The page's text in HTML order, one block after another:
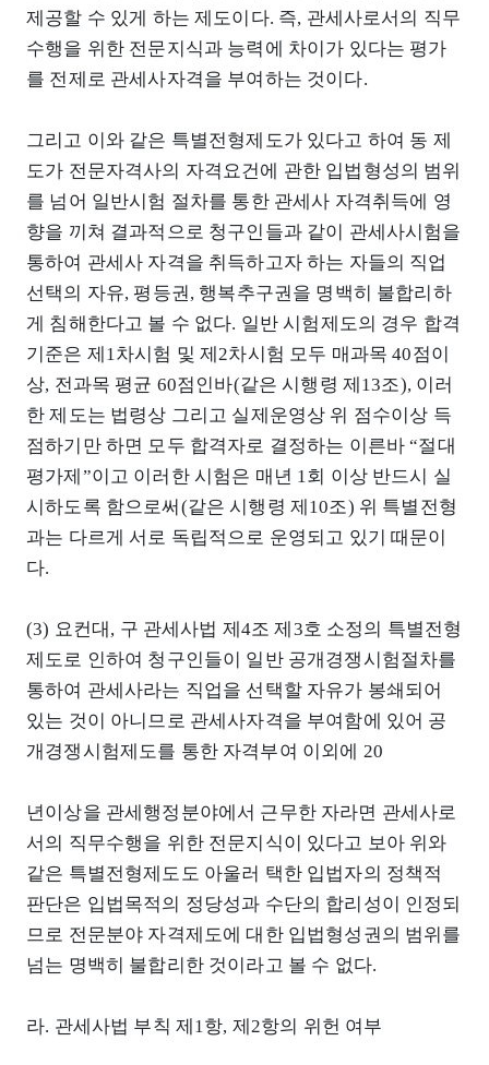
제공할 수 있게 하는 제도이다. 즉, 관세사로서의 직무
수행을 위한 전문지식과 능력에 차이가 있다는 평가
를 전제로 관세사자격을 부여하는 것이다.
그리고 이와 같은 특별전형제도가 있다고 하여 동 제
도가 전문자격사의 자격요건에 관한 입법형성의 범위
를 넘어 일반시험 절차를 통한 관세사 자격취득에 영
향을 끼쳐 결과적으로 청구인들과 같이 관세사시험을
통하여 관세사 자격을 취득하고자 하는 자들의 직업
선택의 자유, 평등권, 행복추구권을 명백히 불합리하
게 침해한다고 볼 수 없다. 일반 시험제도의 경우 합격
기준은 제1차시험 및 제2차시험 모두 매과목 40점이
상, 전과목 평균 60점인바(같은 시행령 제13조), 이러
한 제도는 법령상 그리고 실제운영상 위 점수이상 득
점하기만 하면 모두 합격자로 결정하는 이른바 “절대
평가제”이고 이러한 시험은 매년 1회 이상 반드시 실
시하도록 함으로써(같은 시행령 제10조) 위 특별전형
과는 다르게 서로 독립적으로 운영되고 있기 때문이
다.
(3) 요컨대, 구 관세사법 제4조 제3호 소정의 특별전형
제도로 인하여 청구인들이 일반 공개경쟁시험절차를
통하여 관세사라는 직업을 선택할 자유가 봉쇄되어
있는 것이 아니므로 관세사자격을 부여함에 있어 공
개경쟁시험제도를 통한 자격부여 이외에 20
년이상을 관세행정분야에서 근무한 자라면 관세사로
서의 직무수행을 위한 전문지식이 있다고 보아 위와
같은 특별전형제도도 아울러 택한 입법자의 정책적
판단은 입법목적의 정당성과 수단의 합리성이 인정되
므로 전문분야 자격제도에 대한 입법형성권의 범위를
넘는 명백히 불합리한 것이라고 볼 수 없다.
라. 관세사법 부칙 제1항, 제2항의 위헌 여부